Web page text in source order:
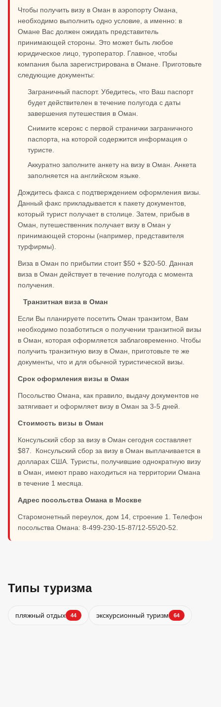
Чтобы получить визу в Оман в аэропорту Омана,
необходимо выполнить одно условие, а именно: в
Омане Вас должен ожидать представитель
принимающей стороны. Это может быть любое
юридическое лицо, туроператор. Главное, чтобы
компания была зарегистрирована в Омане. Приготовьте
следующие документы:
Заграничный паспорт. Убедитесь, что Ваш паспорт
будет действителен в течение полугода с даты
завершения путешествия в Оман.
Снимите ксерокс с первой странички заграничного
паспорта, на которой содержится информация о
туристе.
Аккуратно заполните анкету на визу в Оман. Анкета
заполняется на английском языке.
Дождитесь факса с подтверждением оформления визы.
Данный факс прикладывается к пакету документов,
который турист получает в столице. Затем, прибыв в
Оман, путешественник получает визу в Оман у
принимающей стороны (например, представителя
турфирмы).
Виза в Оман по прибытии стоит $50 + $20-50. Данная
виза в Оман действует в течение полугода с момента
получения.
Транзитная виза в Оман
Если Вы планируете посетить Оман транзитом, Вам
необходимо позаботиться о получении транзитной визы
в Оман, которая оформляется заблаговременно. Чтобы
получить транзитную визу в Оман, приготовьте те же
документы, что и для обычной туристической визы.
Срок оформления визы в Оман
Посольство Омана, как правило, выдачу документов не
затягивает и оформляет визу в Оман за 3-5 дней.
Стоимость визы в Оман
Консульский сбор за визу в Оман сегодня составляет
$87. Консульский сбор за визу в Оман выплачивается в
долларах США. Туристы, получившие однократную визу
в Оман, имеют право находиться на территории Омана
в течение 1 месяца.
Адрес посольства Омана в Москве
Старомонетный переулок, дом 14, строение 1. Телефон
посольства Омана: 8-499-230-15-87/12-55\20-52.
Типы туризма
пляжный отдых 44 экскурсионный туризм 64